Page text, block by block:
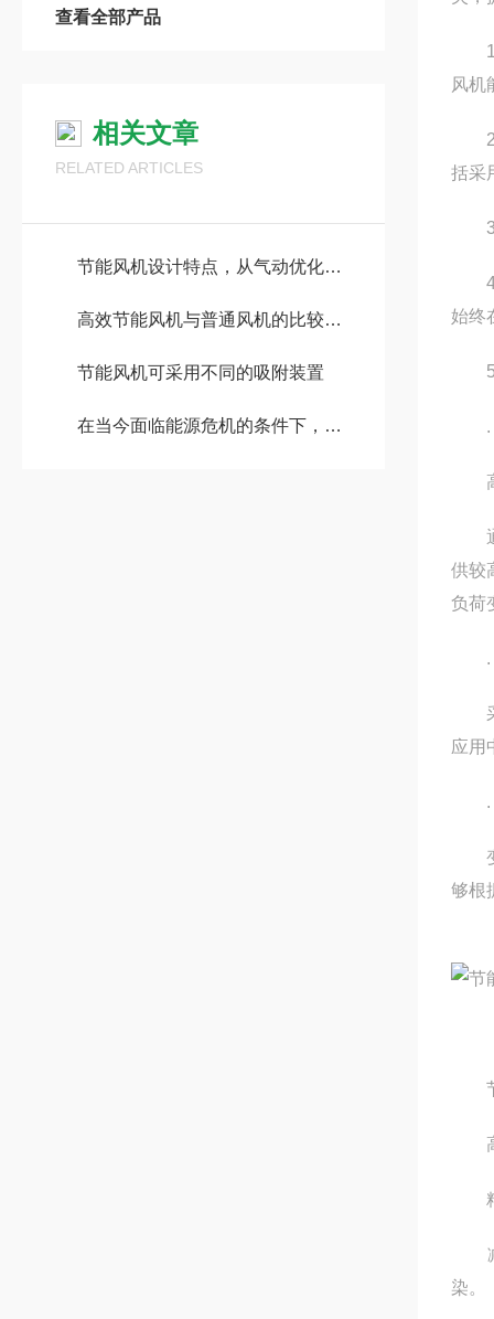
查看全部产品
相关文章
RELATED ARTICLES
节能风机设计特点，从气动优化到智能控制的绿色革命
高效节能风机与普通风机的比较分析
节能风机可采用不同的吸附装置
在当今面临能源危机的条件下，节能风机能有效降低能源消耗
风机
括采
3
4
始终
.
高
通
供较
负荷
.
采用
应用中
.
变
够根
节
高
精
减
染。